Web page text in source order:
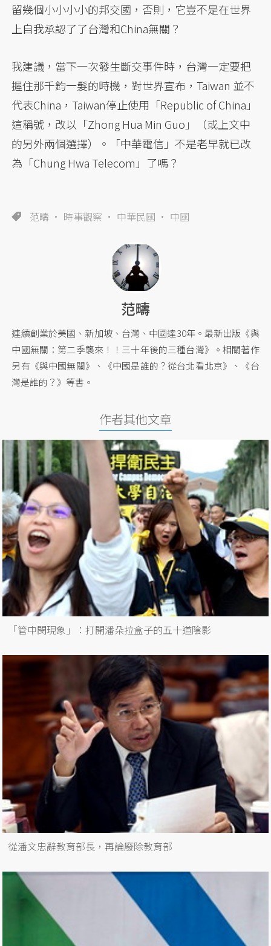
留幾個小小小小的邦交國，否則，它豈不是在世界
上自我承認了了台灣和China無關？
我建議，當下一次發生斷交事件時，台灣一定要把
握住那千鈞一髮的時機，對世界宣布，Taiwan 並不
代表China，Taiwan停止使用「Republic of China」
這稱號，改以「Zhong Hua Min Guo」（或上文中
的另外兩個選擇）。「中華電信」不是老早就已改
為「Chung Hwa Telecom」了嗎？
范疇 時事觀察 中華民國 中國
范疇
連續創業於美國、新加坡、台灣、中國達30年。最新出版《與
中國無關：第二季襲來！！三十年後的三種台灣》。相關著作
另有《與中國無關》、《中國是誰的？從台北看北京》、《台
灣是誰的？》等書。
作者其他文章
「管中閔現象」：打開潘朵拉盒子的五十道陰影
從潘文忠辭教育部長，再論廢除教育部